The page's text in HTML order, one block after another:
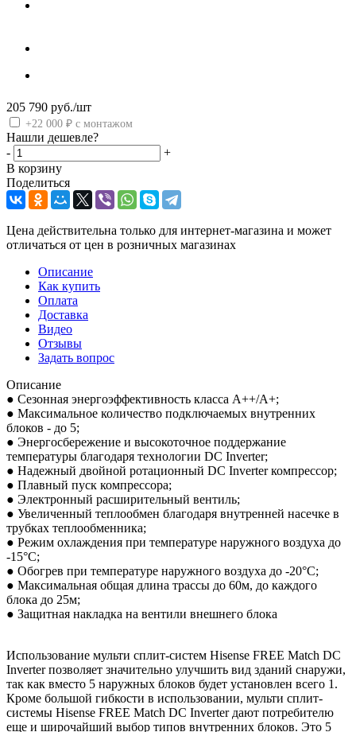
205 790 руб./шт
+22 000 ₽ с монтажом
Нашли дешевле?
-
+
В корзину
Поделиться
Цена действительна только для интернет-магазина и может
отличаться от цен в розничных магазинах
Описание
Как купить
Оплата
Доставка
Видео
Отзывы
Задать вопрос
Описание
● Сезонная энергоэффективность класса А++/А+;
● Максимальное количество подключаемых внутренних
блоков - до 5;
● Энергосбережение и высокоточное поддержание
температуры благодаря технологии DC Inverter;
● Надежный двойной ротационный DC Inverter компрессор;
● Плавный пуск компрессора;
● Электронный расширительный вентиль;
● Увеличенный теплообмен благодаря внутренней насечке в
трубках теплообменника;
● Режим охлаждения при температуре наружного воздуха до
-15°С;
● Обогрев при температуре наружного воздуха до -20°С;
● Максимальная общая длина трассы до 60м, до каждого
блока до 25м;
● Защитная накладка на вентили внешнего блока
Использование мульти сплит-систем Hisense FREE Match DC
Inverter позволяет значительно улучшить вид зданий снаружи,
так как вместо 5 наружных блоков будет установлен всего 1.
Кроме большой гибкости в использовании, мульти сплит-
системы Hisense FREE Match DC Inverter дают потребителю
еще и широчайший выбор типов внутренних блоков. Это 5